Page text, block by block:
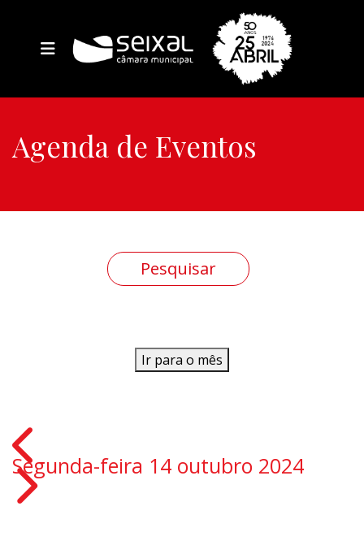
Agenda de Eventos
Ir para o mês
Segunda-feira 14 outubro 2024